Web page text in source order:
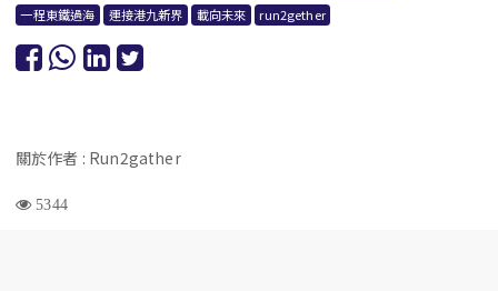
一程東鐵過海
連接港九新界 載向未來 run2gether
關於作者 : Run2gather
5344